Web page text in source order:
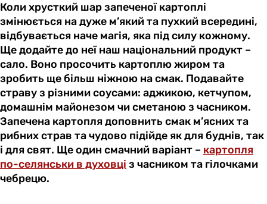
Коли хрусткий шар запеченої картоплі
змінюється на дуже м’який та пухкий всередині,
відбувається наче магія, яка під силу кожному.
Ще додайте до неї наш національний продукт –
сало. Воно просочить картоплю жиром та
зробить ще більш ніжною на смак. Подавайте
страву з різними соусами: аджикою, кетчупом,
домашнім майонезом чи сметаною з часником.
Запечена картопля доповнить смак м’ясних та
рибних страв та чудово підійде як для буднів, так
і для свят. Ще один смачний варіант – картопля
по-селянськи в духовці з часником та гілочками
чебрецю.